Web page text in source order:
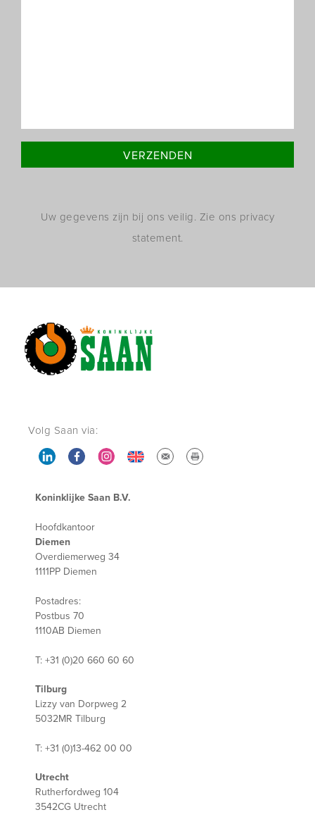
Uw gegevens zijn bij ons veilig. Zie ons privacy
statement.
Volg Saan via:
Koninklijke Saan B.V.
Hoofdkantoor
Diemen
Overdiemerweg 34
1111PP Diemen
Postadres:
Postbus 70
1110AB Diemen
T: +31 (0)20 660 60 60
Tilburg
Lizzy van Dorpweg 2
5032MR Tilburg
T: +31 (0)13-462 00 00
Utrecht
Rutherfordweg 104
3542CG Utrecht